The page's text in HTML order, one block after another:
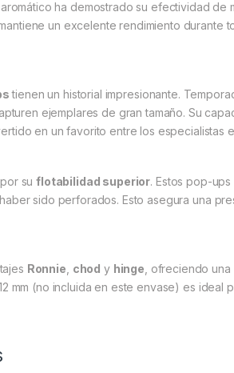
ha demostrado su efectividad de
un excelente rendimiento durante
tienen un historial impresionante.
ejemplares de gran tamaño. Su
en un favorito entre los especialistas
por suflotabilidad superior. Estos pop-
sido perforados. Esto asegura una
Ronnie chod y hinge , ofreciendo
mm (no incluida en este envase) es ideal